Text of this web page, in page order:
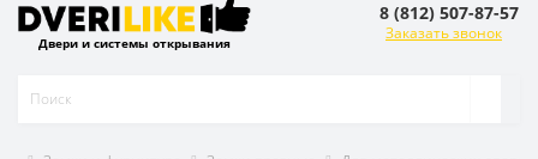
Двери и системы открывания
8 (812) 507-87-57
Заказать звонок